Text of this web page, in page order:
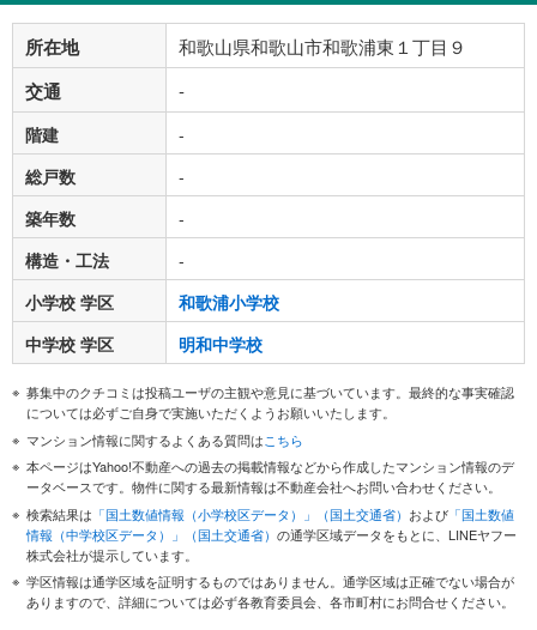
所在地 和歌山県和歌山市和歌浦東１丁目９
交通 -
階建
-
総戸数
-
築年数
-
構造・工法
-
小学校 学区
和歌浦小学校
中学校 学区
明和中学校
募集中のクチコミは投稿ユーザの主観や意見に基づいています。最終的な事実確認
については必ずご自身で実施いただくようお願いいたします。
マンション情報に関するよくある質問はこちら
本ページはYahoo!不動産への過去の掲載情報などから作成したマンション情報のデ
ータベースです。物件に関する最新情報は不動産会社へお問い合わせください。
検索結果は 「国土数値情報（小学校区データ）」（国土交通省） および 「国土数値
情報（中学校区データ）」（国土交通省） の通学区域データをもとに、LINEヤフー
株式会社が提示しています。
学区情報は通学区域を証明するものではありません。通学区域は正確でない場合が
ありますので、詳細については必ず各教育委員会、各市町村にお問合せください。